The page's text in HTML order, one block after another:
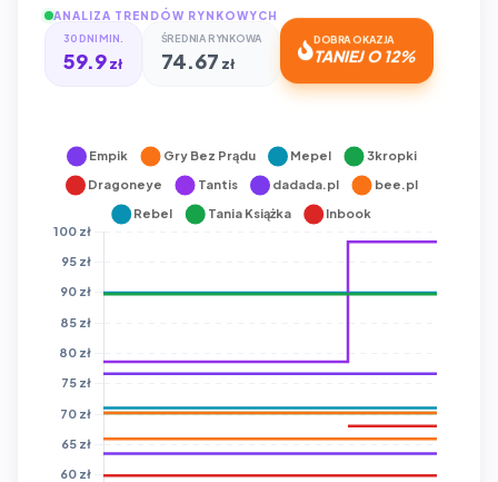
ANALIZA TRENDÓW RYNKOWYCH
30 DNI MIN.
59.9 zł
ŚREDNIA RYNKOWA
74.67 zł
DOBRA OKAZJA
TANIEJ O 12%